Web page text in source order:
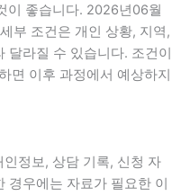
이 좋습니다. 2026년06월
부 조건은 개인 상황, 지역,
달라질 수 있습니다. 조건이
면 이후 과정에서 예상하지
정보, 상담 기록, 신청 자
경우에는 자료가 필요한 이